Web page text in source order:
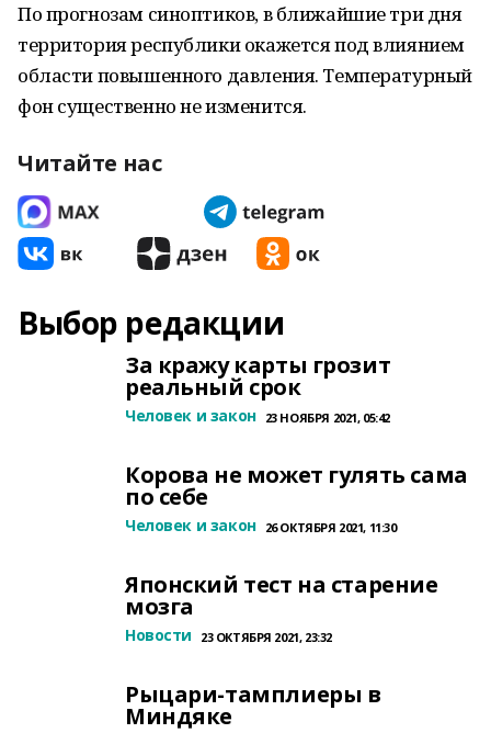
По прогнозам синоптиков, в ближайшие три дня
территория республики окажется под влиянием
области повышенного давления. Температурный
фон существенно не изменится.
Читайте нас
Выбор редакции
За кражу карты грозит
реальный срок
Человек и закон 23 НОЯБРЯ 2021, 05:42
Корова не может гулять сама
по себе
Человек и закон 26 ОКТЯБРЯ 2021, 11:30
Японский тест на старение
мозга
Новости 23 ОКТЯБРЯ 2021, 23:32
Рыцари-тамплиеры в
Миндяке